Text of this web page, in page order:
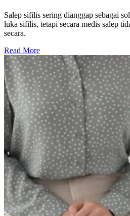
Salep sifilis sering dianggap sebagai
luka sifilis, tetapi secara medis salep
secara.
Read More